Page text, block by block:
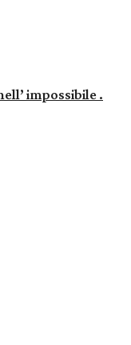
impossibile .